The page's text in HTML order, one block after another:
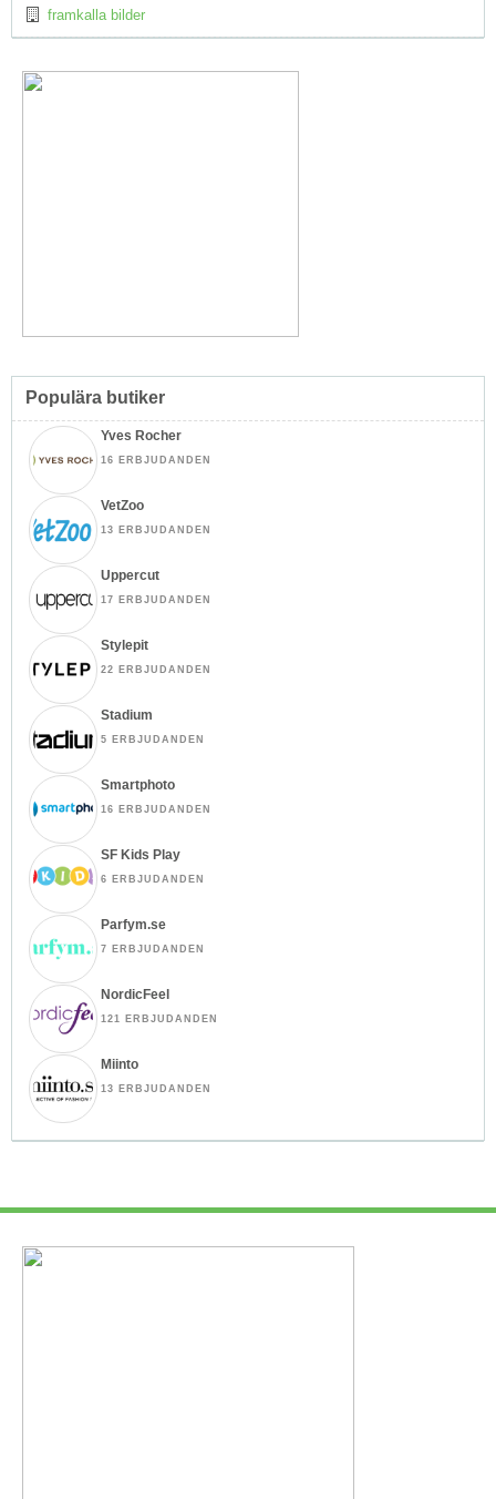
framkalla bilder
Populära butiker
Yves Rocher
16 ERBJUDANDEN
VetZoo
13 ERBJUDANDEN
Uppercut
17 ERBJUDANDEN
Stylepit
22 ERBJUDANDEN
Stadium
5 ERBJUDANDEN
Smartphoto
16 ERBJUDANDEN
SF Kids Play
6 ERBJUDANDEN
Parfym.se
7 ERBJUDANDEN
NordicFeel
121 ERBJUDANDEN
Miinto
13 ERBJUDANDEN